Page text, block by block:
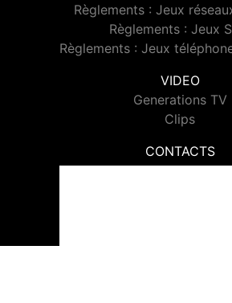
Règlements : Jeux
Règlements : Jeux
Règlements : Jeux
VIDEO
Generations TV
Clips
CONTACTS
Contacter